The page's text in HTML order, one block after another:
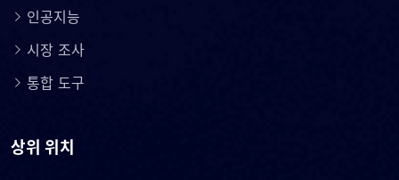
인공지능
시장 조사
통합 도구
상위 위치